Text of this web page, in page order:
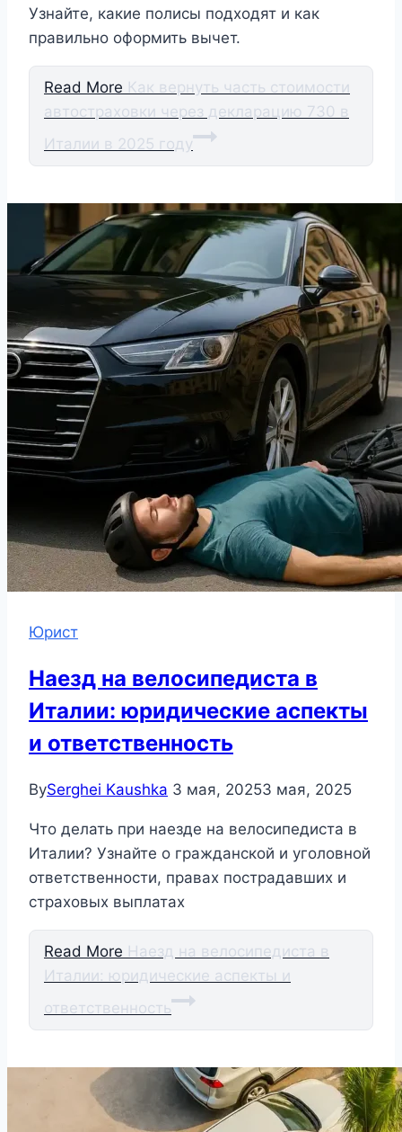
Узнайте, какие полисы подходят и как
правильно оформить вычет.
Read More Как вернуть часть стоимости
автостраховки через декларацию 730 в
Италии в 2025 году
Юрист
Наезд на велосипедиста в
Италии: юридические аспекты
и ответственность
BySerghei Kaushka 3 мая, 20253 мая, 2025
Что делать при наезде на велосипедиста в
Италии? Узнайте о гражданской и уголовной
ответственности, правах пострадавших и
страховых выплатах
Read More Наезд на велосипедиста в
Италии: юридические аспекты и
ответственность